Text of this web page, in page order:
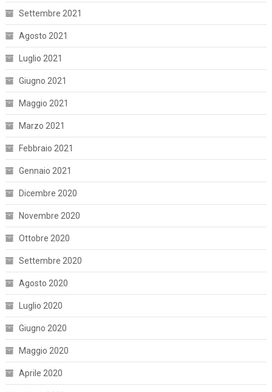
Settembre 2021
Agosto 2021
Luglio 2021
Giugno 2021
Maggio 2021
Marzo 2021
Febbraio 2021
Gennaio 2021
Dicembre 2020
Novembre 2020
Ottobre 2020
Settembre 2020
Agosto 2020
Luglio 2020
Giugno 2020
Maggio 2020
Aprile 2020